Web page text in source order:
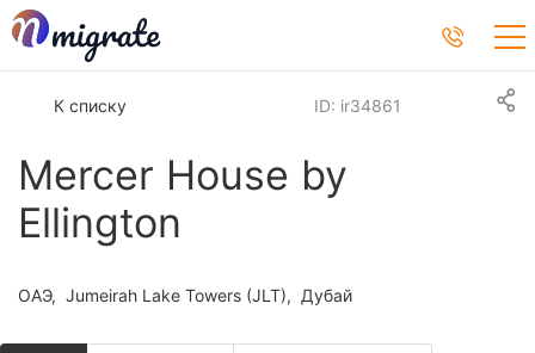
К списку
Mercer House by
Ellington
ID: ir34861
ОАЭ Jumeirah Lake Towers (JLT) Дубай